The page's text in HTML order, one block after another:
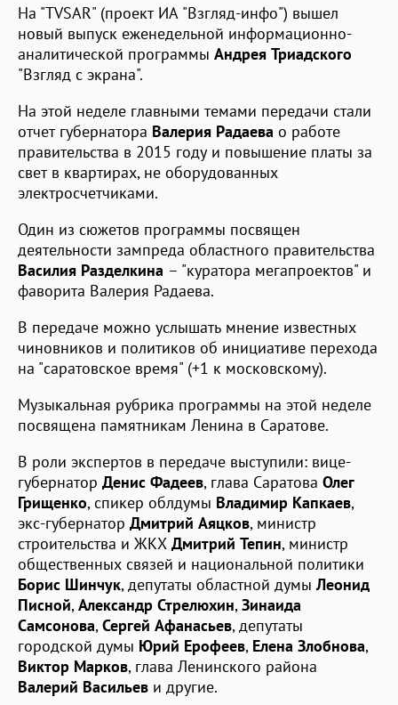
На "TVSAR" (проект ИА "Взгляд-инфо") вышел
новый выпуск еженедельной информационно-
аналитической программы Андрея Триадского
"Взгляд с экрана".
На этой неделе главными темами передачи стали
отчет губернатора Валерия Радаева о работе
правительства в 2015 году и повышение платы за
свет в квартирах, не оборудованных
электросчетчиками.
Один из сюжетов программы посвящен
деятельности зампреда областного правительства
Василия Разделкина – "куратора мегапроектов" и
фаворита Валерия Радаева.
В передаче можно услышать мнение известных
чиновников и политиков об инициативе перехода
на "саратовское время" (+1 к московскому).
Музыкальная рубрика программы на этой неделе
посвящена памятникам Ленина в Саратове.
В роли экспертов в передаче выступили: вице-
губернатор Денис Фадеев, глава Саратова Олег
Грищенко, спикер облдумы Владимир Капкаев,
экс-губернатор Дмитрий Аяцков, министр
строительства и ЖКХ Дмитрий Тепин, министр
общественных связей и национальной политики
Борис Шинчук, депутаты областной думыЛеонид
Писной,Александр Стрелюхин,Зинаида
Самсонова,Сергей Афанасьев, депутаты
городской думы Юрий Ерофеев, Елена Злобнова,
Виктор Марков, глава Ленинского района
Валерий Васильев и другие.